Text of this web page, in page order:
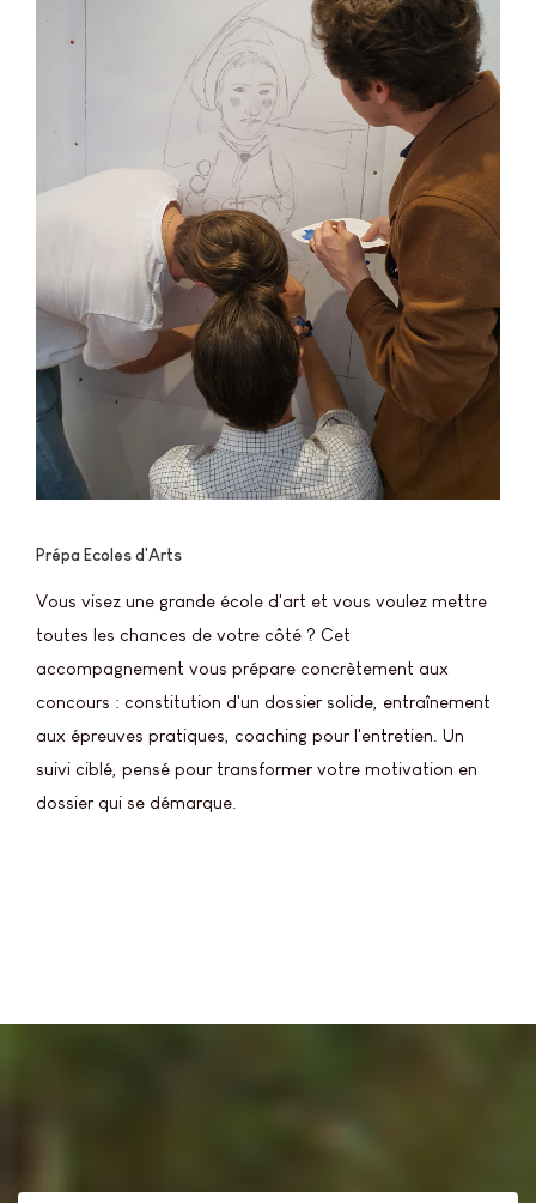
Prépa Ecoles d'Arts
Vous visez une grande école d'art et vous voulez mettre
toutes les chances de votre côté ? Cet
accompagnement vous prépare concrètement aux
concours : constitution d'un dossier solide, entraînement
aux épreuves pratiques, coaching pour l'entretien. Un
suivi ciblé, pensé pour transformer votre motivation en
dossier qui se démarque.